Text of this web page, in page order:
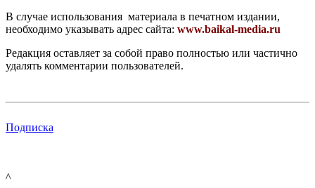
В случае использования материала в печатном издании,
необходимо указывать адрес сайта: www.baikal-media.ru
Редакция оставляет за собой право полностью или частично
удалять комментарии пользователей.
Подписка
^